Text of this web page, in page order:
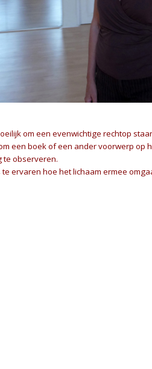
om een evenwichtige rechtop
een boek of een ander voorwerp op
te observeren.
ervaren hoe het lichaam ermee